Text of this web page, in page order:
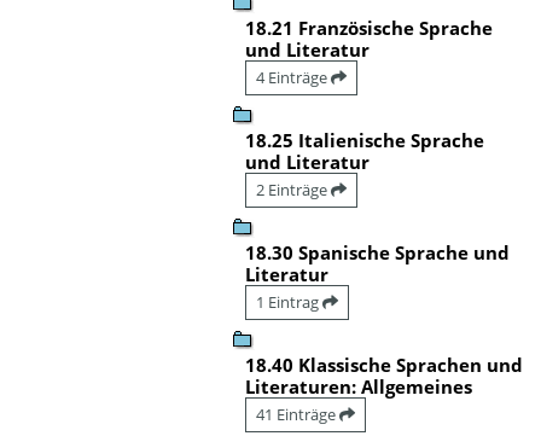
18.21 Französische Sprache
und Literatur
4 Einträge
18.25 Italienische Sprache
und Literatur
2 Einträge
18.30 Spanische Sprache und
Literatur
1 Eintrag
18.40 Klassische Sprachen und
Literaturen: Allgemeines
41 Einträge